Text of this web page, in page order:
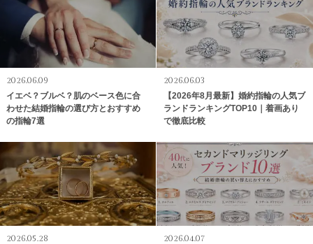
2026.06.09
イエベ？ブルベ？肌のベース色に合
わせた結婚指輪の選び方とおすすめ
の指輪7選
2026.06.03
【2026年8月最新】婚約指輪の人気ブ
ランドランキングTOP10｜着画あり
で徹底比較
2026.05.28
2026.04.07